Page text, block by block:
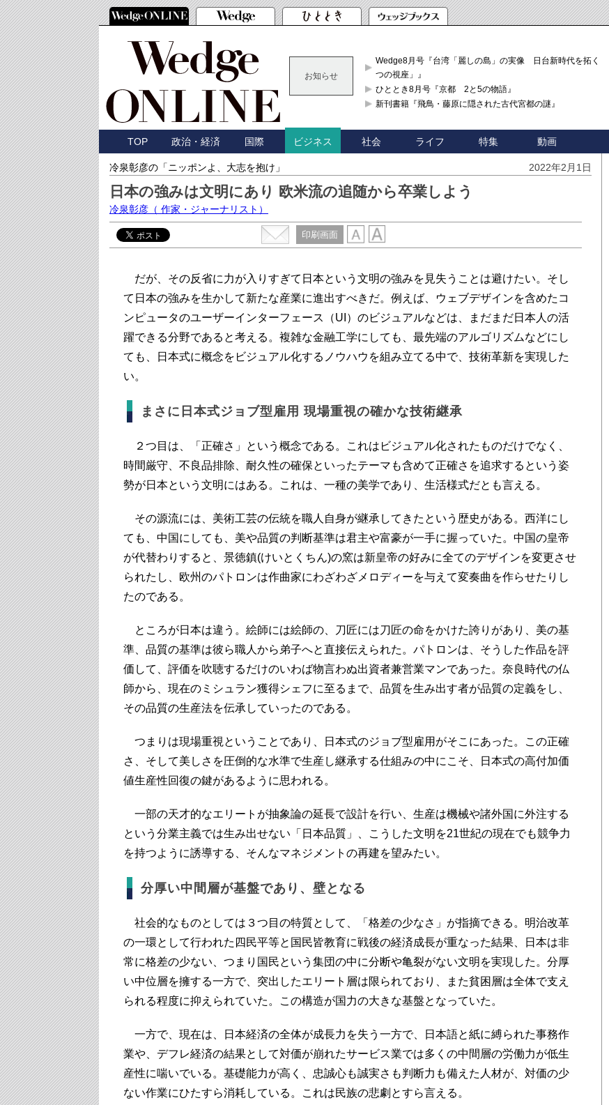
お知らせ
Wedge8月号『台湾「麗しの島」の実像 日台新時代を拓く「3
つの視座」』
ひととき8月号『京都 2と5の物語』
新刊書籍『飛鳥・藤原に隠された古代宮都の謎』
TOP 政治・経済 国際 ビジネス 社会 ライフ 特集 動画
冷泉彰彦の「ニッポンよ、大志を抱け」 2022年2月1日
日本の強みは文明にあり 欧米流の追随から卒業しよう
冷泉彰彦 （ 作家・ジャーナリスト）
印刷画面
だが、その反省に力が入りすぎて日本という文明の強みを見失うことは避けたい。そし
て日本の強みを生かして新たな産業に進出すべきだ。例えば、ウェブデザインを含めたコ
ンピュータのユーザーインターフェース（UI）のビジュアルなどは、まだまだ日本人の活
躍できる分野であると考える。複雑な金融工学にしても、最先端のアルゴリズムなどにし
ても、日本式に概念をビジュアル化するノウハウを組み立てる中で、技術革新を実現した
い。
まさに日本式ジョブ型雇用 現場重視の確かな技術継承
２つ目は、「正確さ」という概念である。これはビジュアル化されたものだけでなく、
時間厳守、不良品排除、耐久性の確保といったテーマも含めて正確さを追求するという姿
勢が日本という文明にはある。これは、一種の美学であり、生活様式だとも言える。
その源流には、美術工芸の伝統を職人自身が継承してきたという歴史がある。西洋にし
ても、中国にしても、美や品質の判断基準は君主や富豪が一手に握っていた。中国の皇帝
が代替わりすると、景徳鎮(けいとくちん)の窯は新皇帝の好みに全てのデザインを変更させ
られたし、欧州のパトロンは作曲家にわざわざメロディーを与えて変奏曲を作らせたりし
たのである。
ところが日本は違う。絵師には絵師の、刀匠には刀匠の命をかけた誇りがあり、美の基
準、品質の基準は彼ら職人から弟子へと直接伝えられた。パトロンは、そうした作品を評
価して、評価を吹聴するだけのいわば物言わぬ出資者兼営業マンであった。奈良時代の仏
師から、現在のミシュラン獲得シェフに至るまで、品質を生み出す者が品質の定義をし、
その品質の生産法を伝承していったのである。
つまりは現場重視ということであり、日本式のジョブ型雇用がそこにあった。この正確
さ、そして美しさを圧倒的な水準で生産し継承する仕組みの中にこそ、日本式の高付加価
値生産性回復の鍵があるように思われる。
一部の天才的なエリートが抽象論の延長で設計を行い、生産は機械や諸外国に外注する
という分業主義では生み出せない「日本品質」、こうした文明を21世紀の現在でも競争力
を持つように誘導する、そんなマネジメントの再建を望みたい。
分厚い中間層が基盤であり、壁となる
社会的なものとしては３つ目の特質として、「格差の少なさ」が指摘できる。明治改革
の一環として行われた四民平等と国民皆教育に戦後の経済成長が重なった結果、日本は非
常に格差の少ない、つまり国民という集団の中に分断や亀裂がない文明を実現した。分厚
い中位層を擁する一方で、突出したエリート層は限られており、また貧困層は全体で支え
られる程度に抑えられていた。この構造が国力の大きな基盤となっていた。
一方で、現在は、日本経済の全体が成長力を失う一方で、日本語と紙に縛られた事務作
業や、デフレ経済の結果として対価が崩れたサービス業では多くの中間層の労働力が低生
産性に喘いでいる。基礎能力が高く、忠誠心も誠実さも判断力も備えた人材が、対価の少
ない作業にひたすら消耗している。これは民族の悲劇とすら言える。